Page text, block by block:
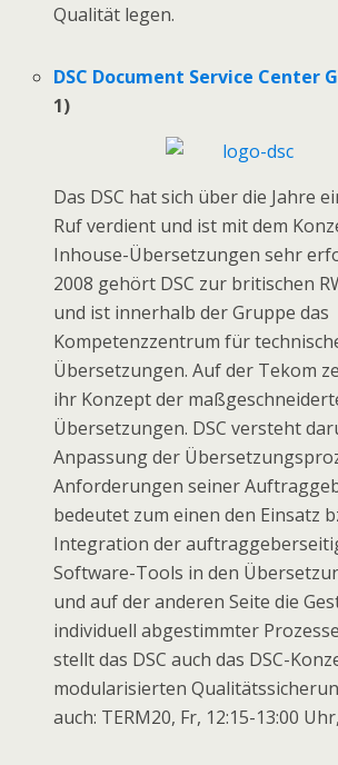
Qualität legen.
DSC Document Service Center
1)
Das DSC hat sich über die Jahre
Ruf verdient und ist mit dem
Inhouse-Übersetzungen sehr
2008 gehört DSC zur britischen
und ist innerhalb der Gruppe das
Kompetenzzentrum für
Übersetzungen. Auf der Tekom
ihr Konzept der
Übersetzungen. DSC versteht
Anpassung der
Anforderungen seiner
bedeutet zum einen den Einsatz
Integration der
Software-Tools in den
und auf der anderen Seite die
individuell abgestimmter
stellt das DSC auch das DSC-
modularisierten
auch: TERM20, Fr, 12:15-13:00